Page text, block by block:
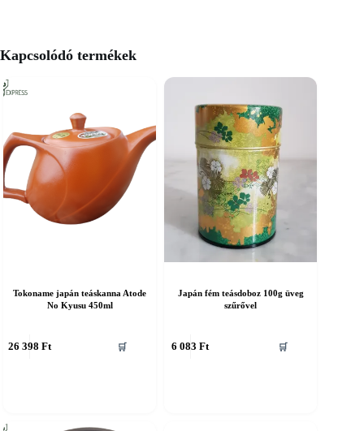
Kapcsolódó termékek
Tokoname japán teáskanna Atode
No Kyusu 450ml
26 398 Ft 🛒
Japán fém teásdoboz 100g üveg
szűrővel
6 083Ft 🛒